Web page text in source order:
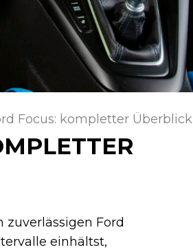
Focus: kompletter Überblick
Ford
einhältst,